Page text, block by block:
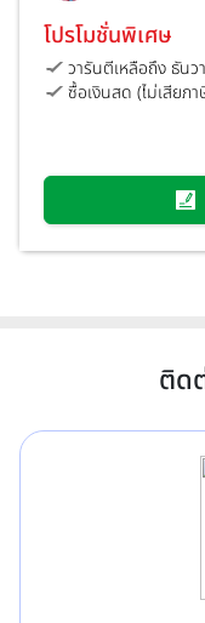
โปรโมชั่นพิเศษ
วารันตีเหลือถึง ธัน
ซื้อเงินสด (ไม่เสียภ
ติด